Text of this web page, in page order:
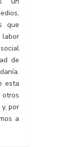
que
de
esta
por
a